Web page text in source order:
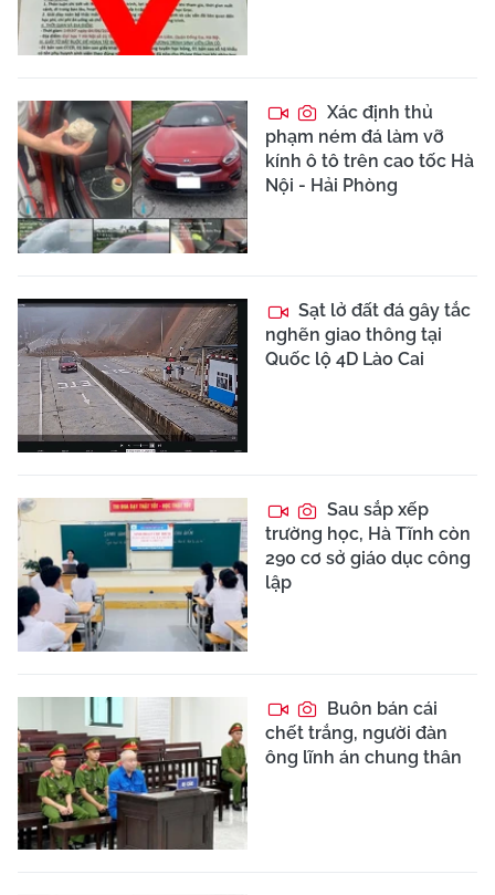
Xác định thủ
phạm ném đá làm vỡ
kính ô tô trên cao tốc Hà
Nội - Hải Phòng
Sạt lở đất đá gây tắc
nghẽn giao thông tại
Quốc lộ 4D Lào Cai
Sau sắp xếp
trường học, Hà Tĩnh còn
290 cơ sở giáo dục công
lập
Buôn bán cái
chết trắng, người đàn
ông lĩnh án chung thân